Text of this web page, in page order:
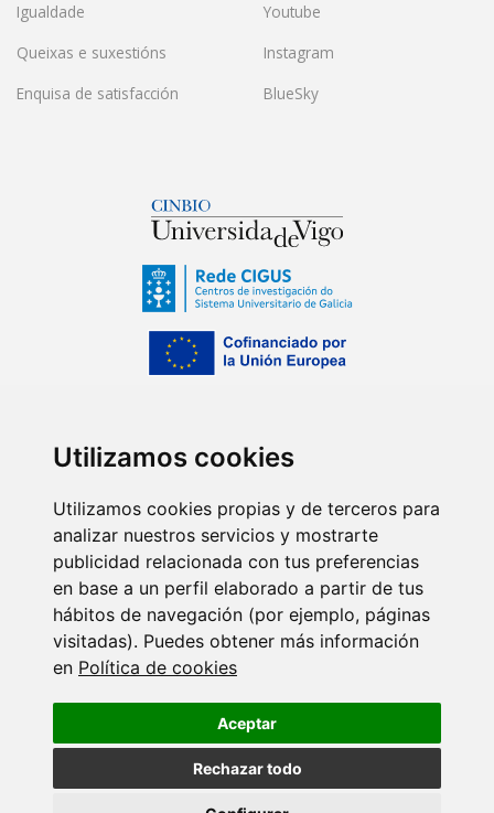
Utilizamos cookies
Utilizamos cookies propias y de terceros para
analizar nuestros servicios y mostrarte
publicidad relacionada con tus preferencias
en base a un perfil elaborado a partir de tus
hábitos de navegación (por ejemplo, páginas
visitadas). Puedes obtener más información
en Política de cookies
Aceptar
Rechazar todo
Igualdade
Queixas e suxestións
Enquisa de satisfacción
Youtube
Instagram
BlueSky
Centro de investigación del Sistema Universitario de
Galicia (ED431G/2023/06)
Promover el desarrollo tecnológico, la innovación y una